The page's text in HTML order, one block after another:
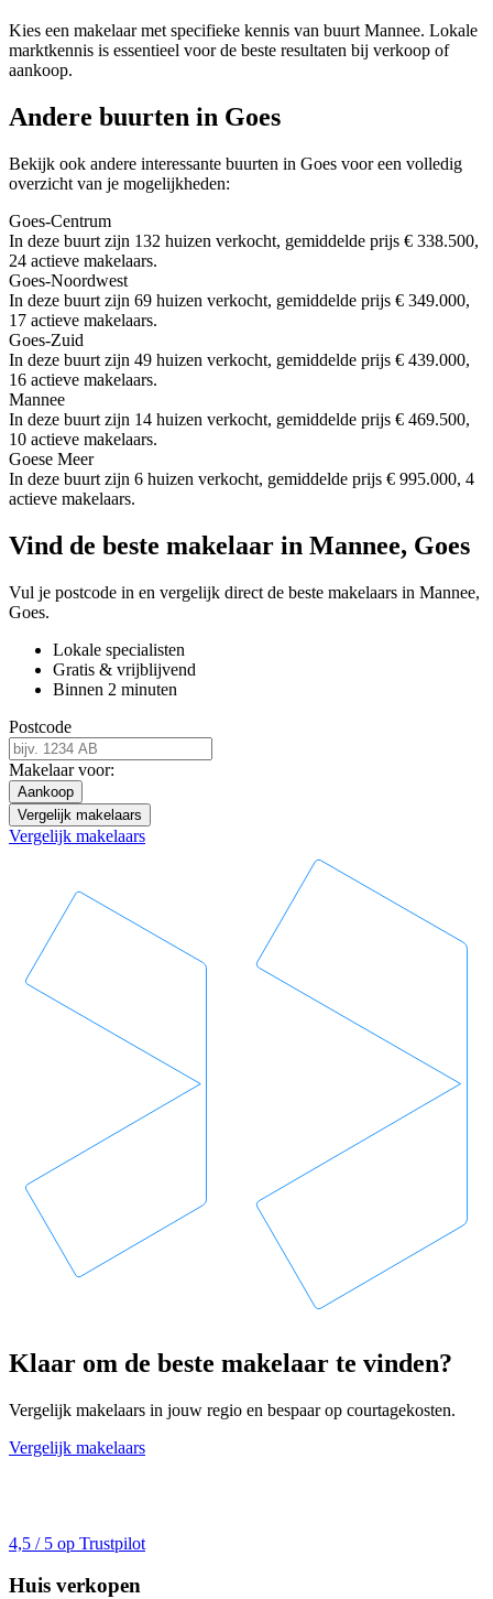
Kies een makelaar met specifieke kennis van buurt Mannee. Lokale
marktkennis is essentieel voor de beste resultaten bij verkoop of
aankoop.
Andere buurten in Goes
Bekijk ook andere interessante buurten in Goes voor een volledig
overzicht van je mogelijkheden:
Goes-Centrum
In deze buurt zijn 132 huizen verkocht, gemiddelde prijs € 338.500,
24 actieve makelaars.
Goes-Noordwest
In deze buurt zijn 69 huizen verkocht, gemiddelde prijs € 349.000,
17 actieve makelaars.
Goes-Zuid
In deze buurt zijn 49 huizen verkocht, gemiddelde prijs € 439.000,
16 actieve makelaars.
Mannee
In deze buurt zijn 14 huizen verkocht, gemiddelde prijs € 469.500,
10 actieve makelaars.
Goese Meer
In deze buurt zijn 6 huizen verkocht, gemiddelde prijs € 995.000, 4
actieve makelaars.
Vind de beste makelaar in Mannee, Goes
Vul je postcode in en vergelijk direct de beste makelaars in Mannee,
Goes.
Lokale specialisten
Gratis & vrijblijvend
Binnen 2 minuten
Postcode
Makelaar voor:
Aankoop
Vergelijk makelaars
Vergelijk makelaars
Klaar om de beste makelaar te vinden?
Vergelijk makelaars in jouw regio en bespaar op courtagekosten.
Vergelijk makelaars
4,5 / 5 op Trustpilot
Huis verkopen